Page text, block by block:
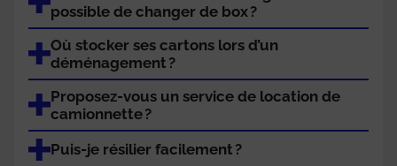
possible de changer de box ?
Où stocker ses cartons lors d’un
déménagement ?
Proposez-vous un service de location de
camionnette ?
Puis-je résilier facilement ?